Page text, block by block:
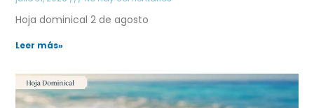
Hoja dominical 2 de agosto
Leer más»